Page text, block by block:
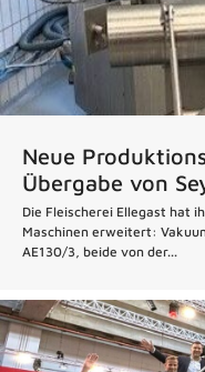
Neue
Übergabe von
Die Fleischerei Ellegast hat
Maschinen erweitert:
AE130/3, beide von der...